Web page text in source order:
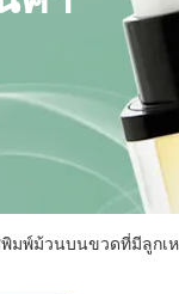
พิมพ์ม้วนบนขวดที่มีลูกเ